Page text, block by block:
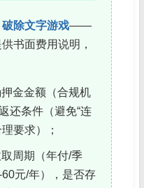
除文字游戏——
书面费用说明，
押金金额（合规机
还条件（避免“连
要求）；
取周期（年付/季
元/年），是否存